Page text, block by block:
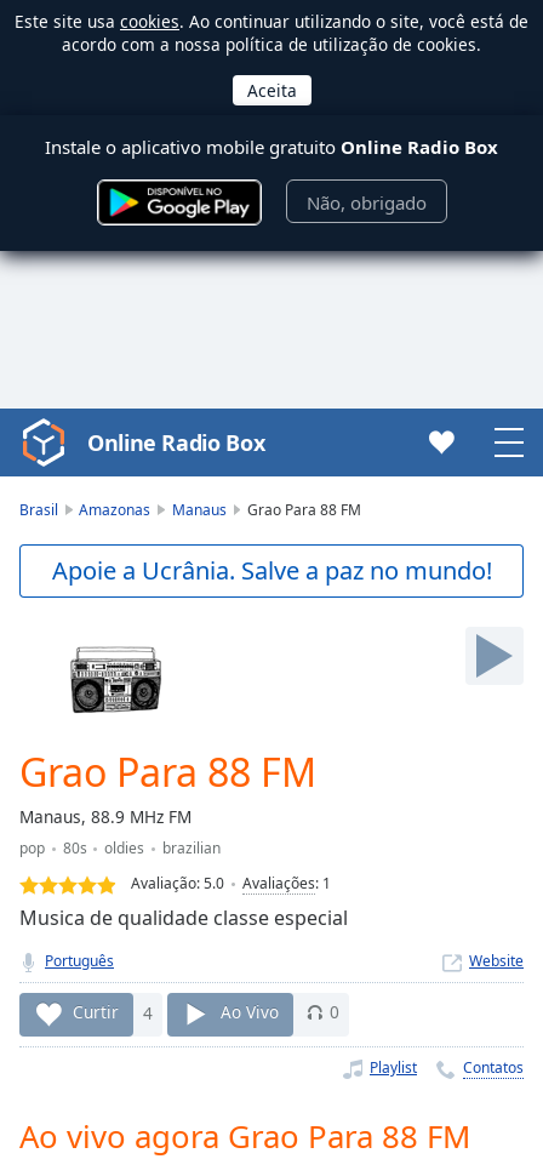
Este site usa cookies. Ao continuar utilizando o site, você está de
acordo com a nossa política de utilização de cookies.
Instale o aplicativo mobile gratuito Online Radio Box
Não, obrigado
Video
Player
Backward
Current
Time 0:00
Duration
Loaded:
0.00%
Stream
Seek to
live,
currently
behind
liveLIVE
Online Radio Box
Brasil Amazonas Manaus Grao Para 88 FM
Apoie a Ucrânia. Salve a paz no mundo!
Grao Para 88 FM
Manaus, 88.9 MHz FM
pop 80s oldies
brazilian
Avaliação:5.0 Avaliações: 1
Musica de qualidade classe especial
Português Website
Curtir 4 Ao Vivo 0
Playlist Contatos
Ao vivo agora Grao Para 88 FM